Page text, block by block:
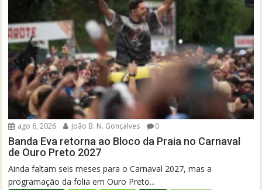
ago 6, 2026 João B. N. Gonçalves 0
Banda Eva retorna ao Bloco da Praia no Carnaval
de Ouro Preto 2027
Ainda faltam seis meses para o Carnaval 2027, mas a
programação da folia em Ouro Preto...